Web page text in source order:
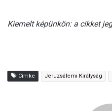
Kiemelt képünkön: a cikket
Címke Jeruzsálemi Királyság